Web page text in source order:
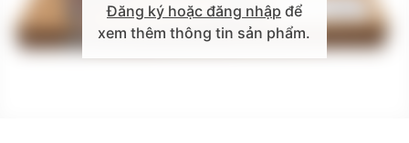
Đăng ký hoặc đăng nhập để
xem thêm thông tin sản phẩm.